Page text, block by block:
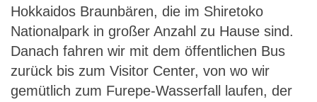
Hokkaidos Braunbären, die im Shiretoko
Nationalpark in großer Anzahl zu Hause sind.
Danach fahren wir mit dem öffentlichen Bus
zurück bis zum Visitor Center, von wo wir
gemütlich zum Furepe-Wasserfall laufen, der